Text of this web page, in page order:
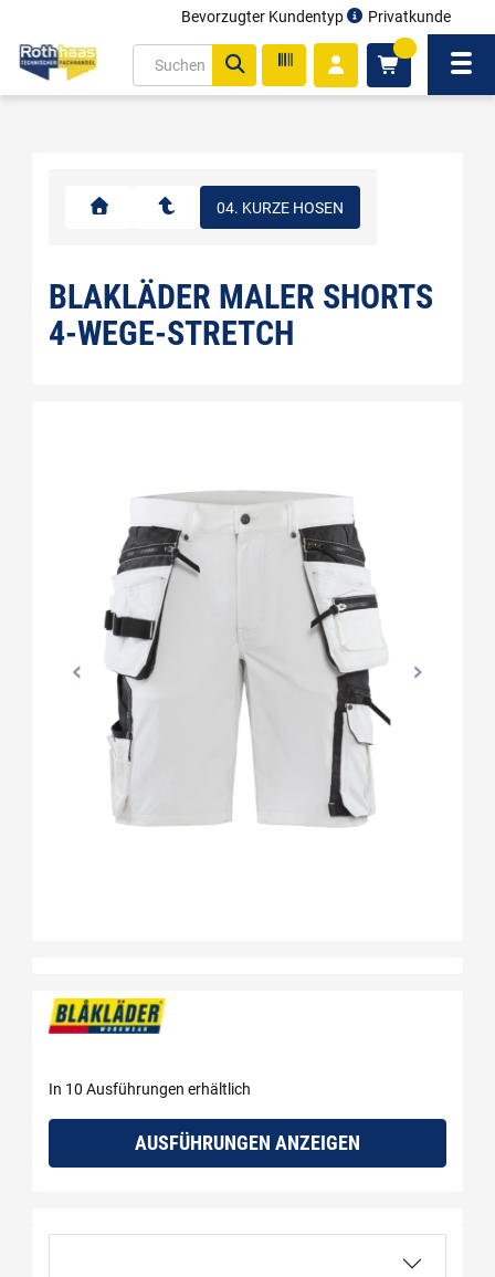
Bevorzugter Kundentyp Privatkunde
04. KURZE HOSEN
BLAKLÄDER MALER SHORTS
4-WEGE-STRETCH
In 10 Ausführungen erhältlich
AUSFÜHRUNGEN ANZEIGEN